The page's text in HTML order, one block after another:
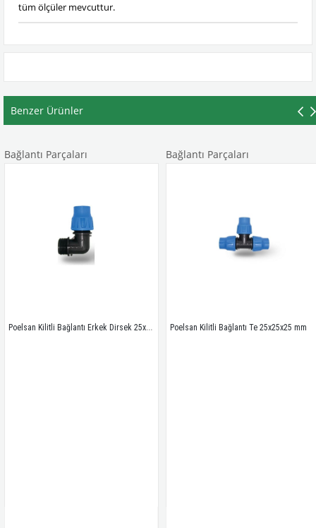
tüm ölçüler mevcuttur.
Benzer Ürünler
Parçaları
Poelsan Kilitli Bağlantı Erkek Dirsek 25x1/2
Bağlantı Parçaları
Poelsan Kilitli Bağlantı Te 25x25x25 mm